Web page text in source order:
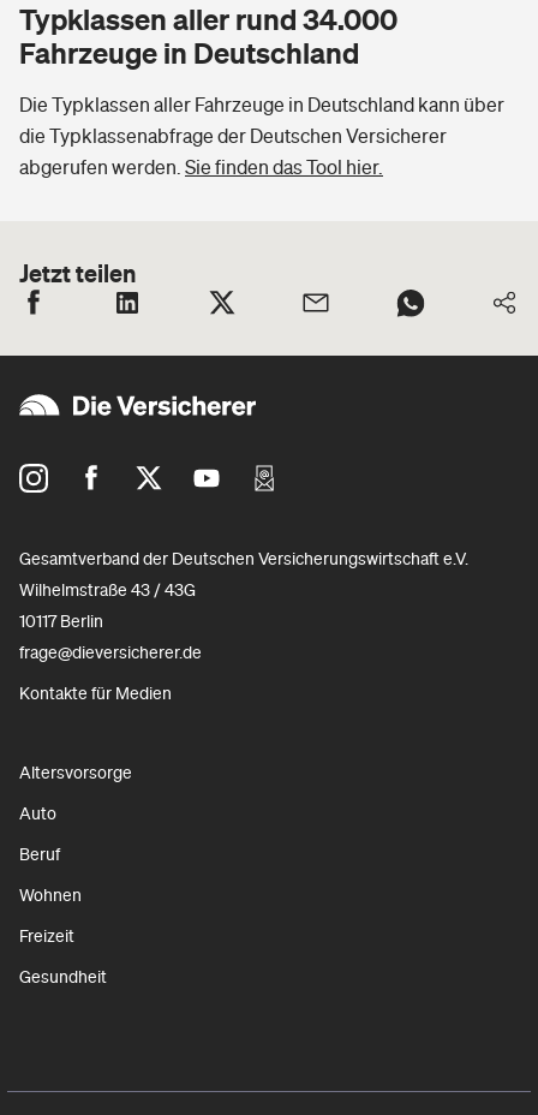
Typklassen aller rund 34.000
Fahrzeuge in Deutschland
Die Typklassen aller Fahrzeuge in Deutschland kann über
die Typklassenabfrage der Deutschen Versicherer
abgerufen werden. Sie finden das Tool hier.
Jetzt teilen
Gesamtverband der Deutschen Versicherungswirtschaft e.V.
Wilhelmstraße 43 / 43G
10117 Berlin
frage@dieversicherer.de
Kontakte für Medien
Altersvorsorge
Auto
Beruf
Wohnen
Freizeit
Gesundheit